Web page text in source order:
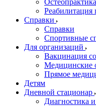
Остеопрактика
Реабилитация
Справки
Справки
Спортивные
Для организаций
Вакцинация
Медицинские
Прямое
Детям
Дневной стационар
Диагностика